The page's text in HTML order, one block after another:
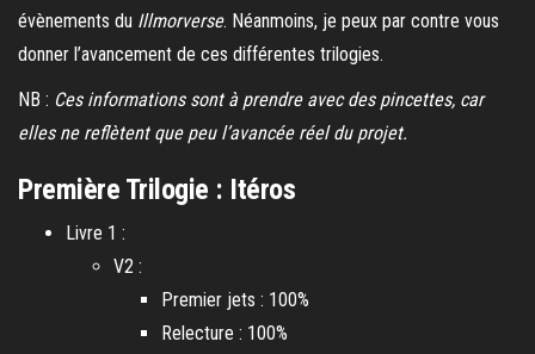
évènements du Illmorverse. Néanmoins, je peux par contre vous
donner l’avancement de ces différentes trilogies.
NB : Ces informations sont à prendre avec des pincettes, car
elles ne reflètent que peu l’avancée réel du projet.
Première Trilogie : Itéros
Livre 1 :
V2 :
Premier jets : 100%
Relecture : 100%